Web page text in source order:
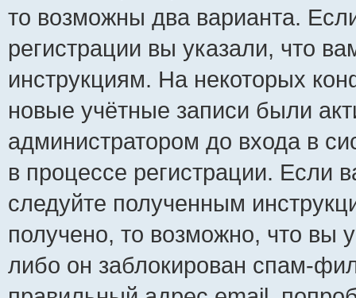
то возможны два варианта.
регистрации вы указали, что
инструкциям. На некоторых
новые учётные записи были
администратором до входа в
в процессе регистрации.
следуйте полученным
получено, то возможно, что вы
либо он заблокирован спам-